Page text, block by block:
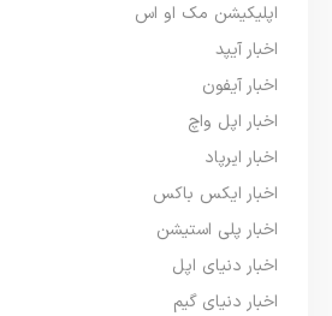
اپلیکیشن مک او اس
اخبار آیپد
اخبار آیفون
اخبار اپل واچ
اخبار ایرپاد
اخبار ایکس باکس
اخبار پلی استیشن
اخبار دنیای اپل
اخبار دنیای گیم